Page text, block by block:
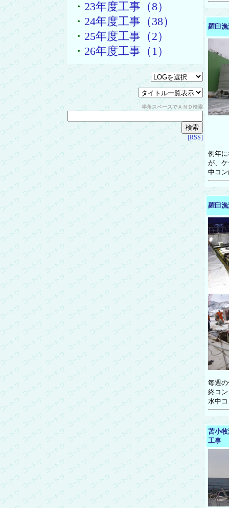
・ 23年度工事（8）
・ 24年度工事（38）
・ 25年度工事（2）
・ 26年度工事（1）
半角スペースでＡＮＤ検索
[RSS]
羅臼
例年
が、
中コ
羅臼
毎週
終コ
水中
苫小
工事